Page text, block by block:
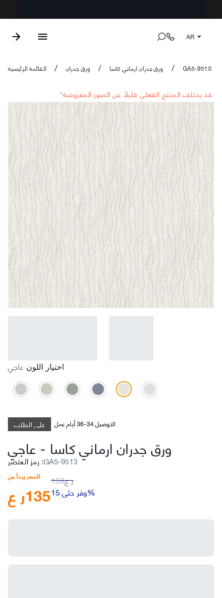
AR
القائمة الرئيسية / ورق جدران / ورق جدران ارماني كاسا / GA5-9510
*قد يختلف المنتج الفعلي قليلاً عن الصور المعروضة
اختيار اللون عاجي
على الطلب التوصيل 34-36 أيام عمل
ورق جدران ارماني كاسا -عاجي
:GA5-9513
السعر يبدأ من
ر ع135
ر ع159
وفر حتى 15%